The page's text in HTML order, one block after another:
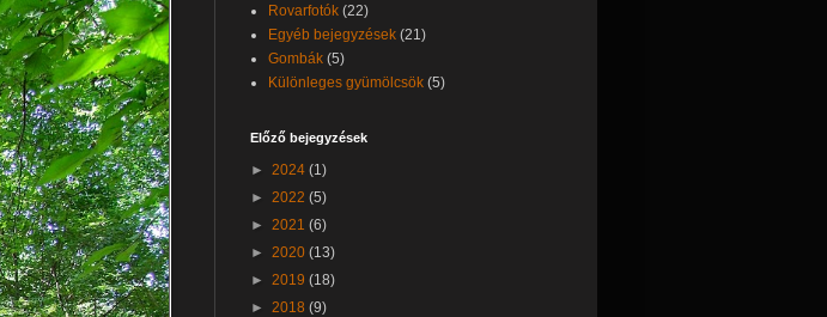
Rovarfotók (22)
Egyéb bejegyzések (21)
Gombák (5)
Különleges gyümölcsök (5)
Előző bejegyzések
► 2024 (1)
► 2022 (5)
► 2021 (6)
► 2020 (13)
► 2019 (18)
► 2018 (9)